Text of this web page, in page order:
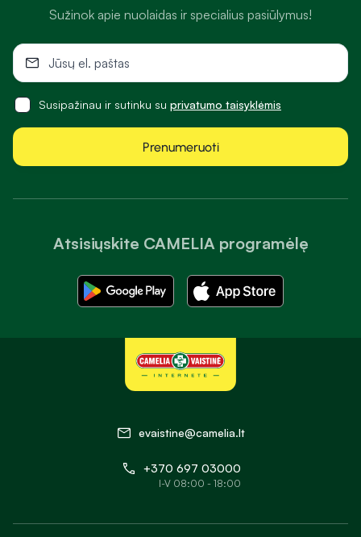
Atsisiųskite CAMELIA programėlę
Sužinok apie nuolaidas ir specialius pasiūlymus!
Susipažinau ir sutinku su privatumo taisyklėmis
Prenumeruoti
evaistine@camelia.lt
+370 697 03000
I-V 08:00 - 18:00